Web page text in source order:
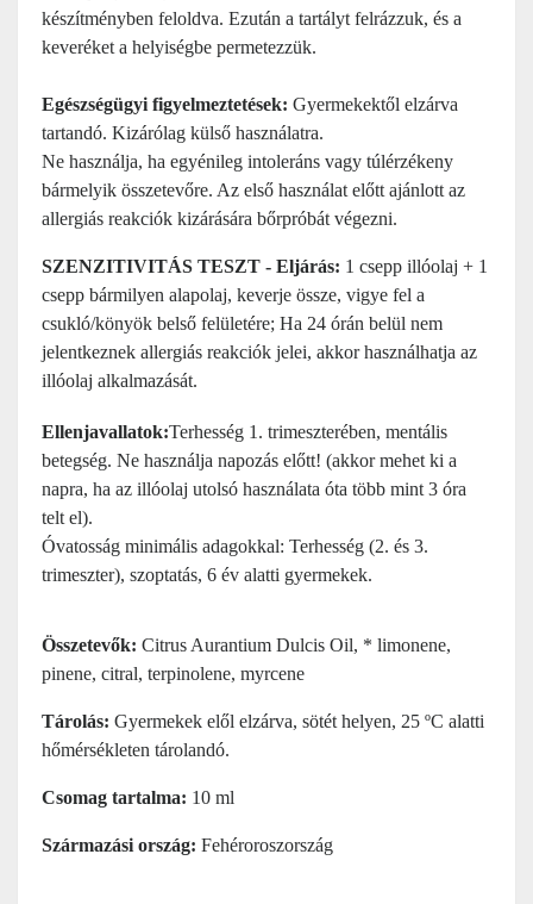
készítményben feloldva. Ezután a tartályt felrázzuk, és a
keveréket a helyiségbe permetezzük.
Egészségügyi figyelmeztetések: Gyermekektől elzárva
tartandó. Kizárólag külső használatra.
Ne használja, ha egyénileg intoleráns vagy túlérzékeny
bármelyik összetevőre. Az első használat előtt ajánlott az
allergiás reakciók kizárására bőrpróbát végezni.
SZENZITIVITÁS TESZT - Eljárás: 1 csepp illóolaj + 1
csepp bármilyen alapolaj, keverje össze, vigye fel a
csukló/könyök belső felületére; Ha 24 órán belül nem
jelentkeznek allergiás reakciók jelei, akkor használhatja az
illóolaj alkalmazását.
Ellenjavallatok:Terhesség 1. trimeszterében, mentális
betegség. Ne használja napozás előtt! (akkor mehet ki a
napra, ha az illóolaj utolsó használata óta több mint 3 óra
telt el).
Óvatosság minimális adagokkal: Terhesség (2. és 3.
trimeszter), szoptatás, 6 év alatti gyermekek.
Összetevők: Citrus Aurantium Dulcis Oil, * limonene,
pinene, citral, terpinolene, myrcene
Tárolás: Gyermekek elől elzárva, sötét helyen, 25 ºC alatti
hőmérsékleten tárolandó.
Csomag tartalma: 10 ml
Származási ország: Fehéroroszország